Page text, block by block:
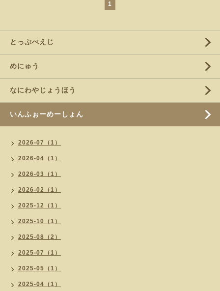
1
とっぷぺえじ
めにゅう
なにわやじょうほう
いんふぉーめーしょん
2026-07（1）
2026-04（1）
2026-03（1）
2026-02（1）
2025-12（1）
2025-10（1）
2025-08（2）
2025-07（1）
2025-05（1）
2025-04（1）